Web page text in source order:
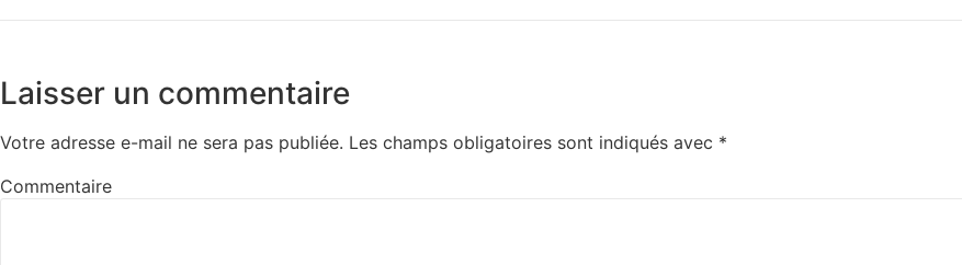
Laisser un commentaire
Votre adresse e-mail ne sera pas publiée. Les champs obligatoires sont indiqués avec *
Commentaire